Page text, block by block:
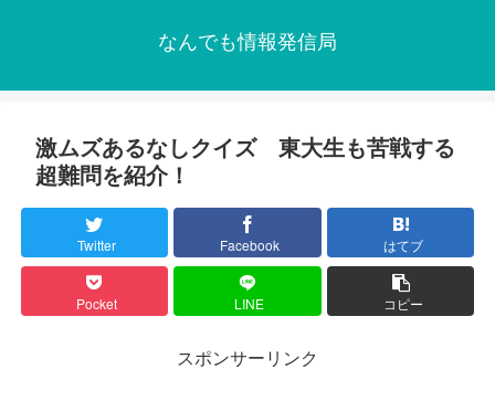
なんでも情報発信局
激ムズあるなしクイズ 東大生も苦戦する
超難問を紹介！
Twitter Facebook はてブ
Pocket LINE コピー
スポンサーリンク